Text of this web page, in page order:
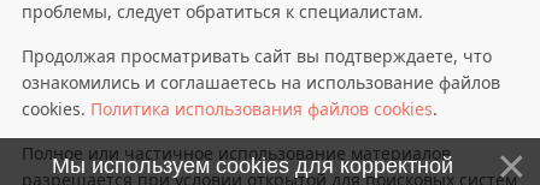
проблемы, следует обратиться к специалистам.
Продолжая просматривать сайт вы подтверждаете, что
ознакомились и соглашаетесь на использование файлов
cookies. Политика использования файлов cookies.
Полное или частичное использование материалов
разрешается при условии открытой для поисковых систем
Мы используем cookies для корректной